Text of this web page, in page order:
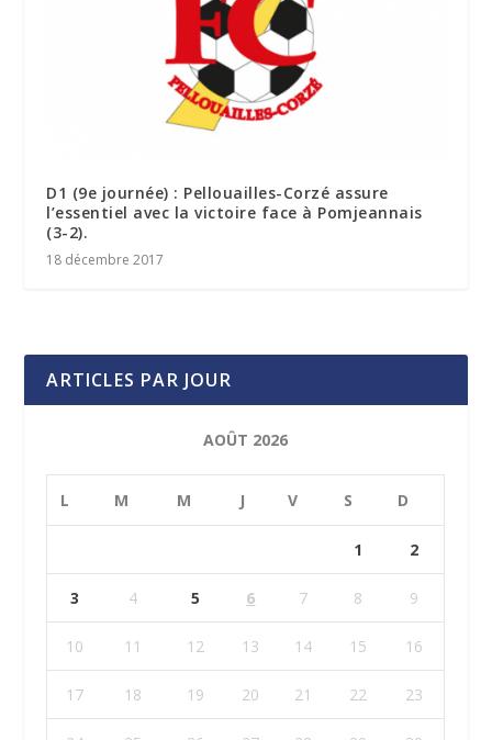
D1 (9e journée) : Pellouailles-Corzé assure
l’essentiel avec la victoire face à Pomjeannais
(3-2).
18 décembre 2017
ARTICLES PAR JOUR
AOÛT 2026
L M M J V S D
1 2
3 4 5 6 7 8 9
10 11 12 13 14 15 16
17 18 19 20 21 22 23